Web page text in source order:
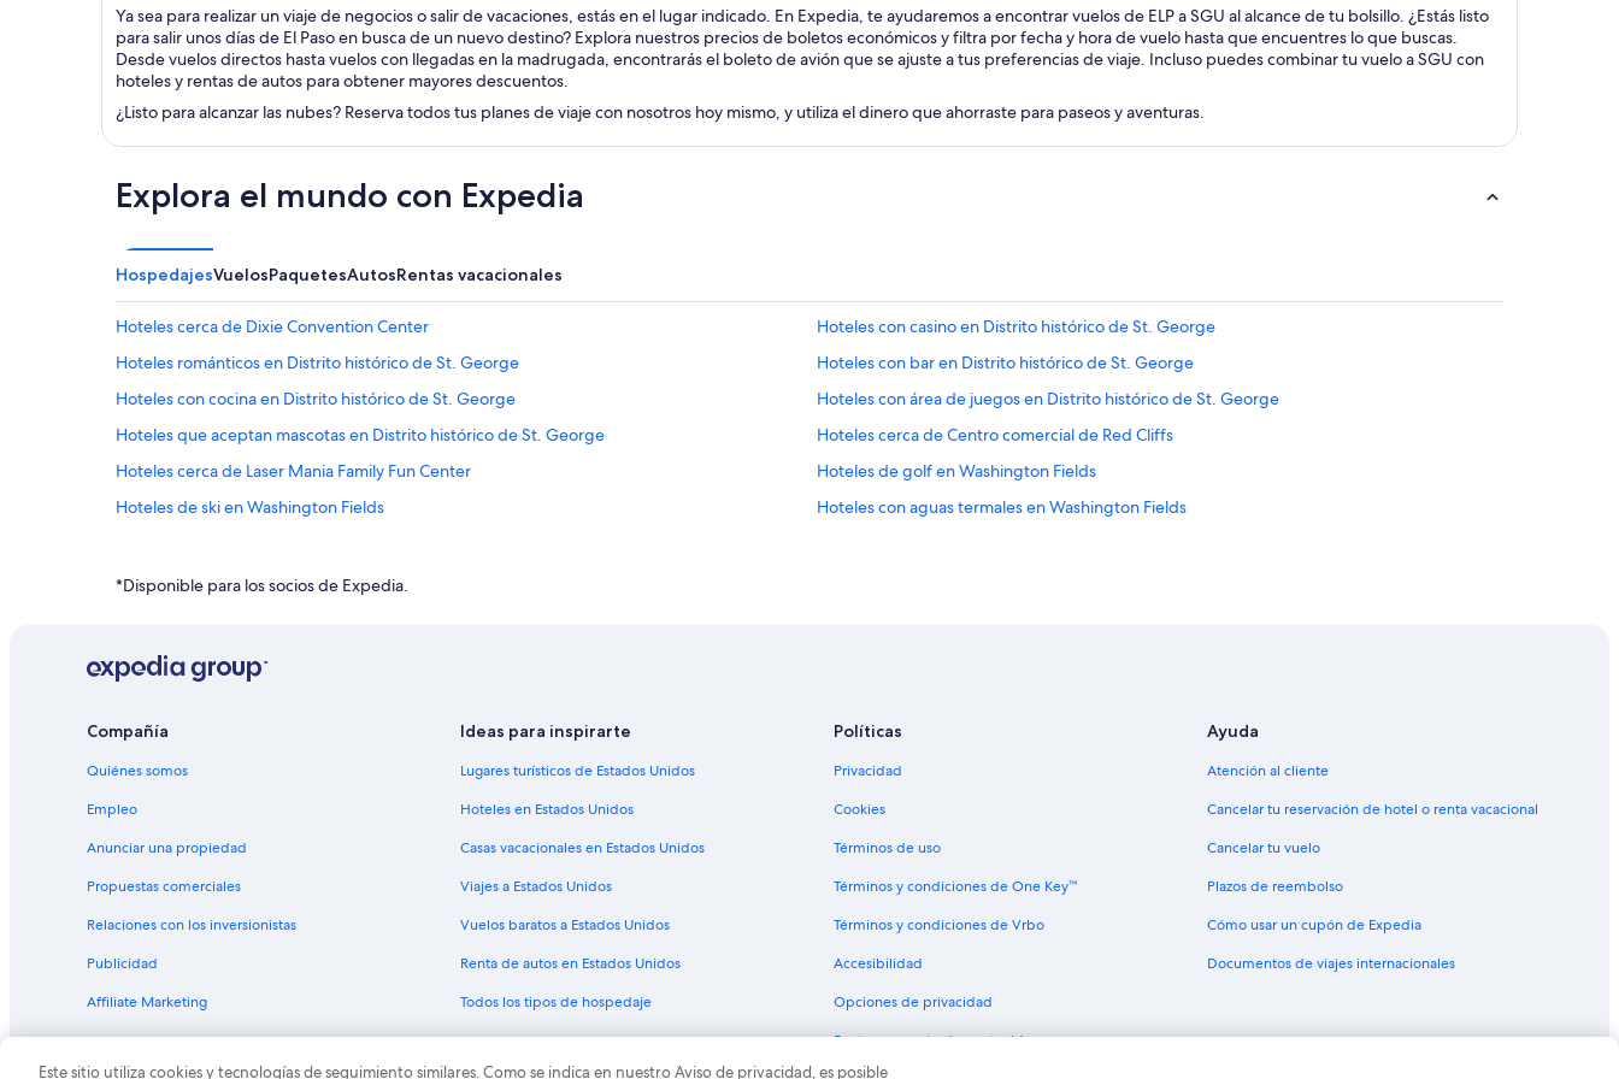
Ya sea para realizar un viaje de negocios o salir de vacaciones, estás en el lugar indicado. En Expedia, te ayudaremos a encontrar vuelos de ELP a SGU al alcance de tu bolsillo. ¿Estás listo
para salir unos días de El Paso en busca de un nuevo destino? Explora nuestros precios de boletos económicos y filtra por fecha y hora de vuelo hasta que encuentres lo que buscas.
Desde vuelos directos hasta vuelos con llegadas en la madrugada, encontrarás el boleto de avión que se ajuste a tus preferencias de viaje. Incluso puedes combinar tu vuelo a SGU con
hoteles y rentas de autos para obtener mayores descuentos.
¿Listo para alcanzar las nubes? Reserva todos tus planes de viaje con nosotros hoy mismo, y utiliza el dinero que ahorraste para paseos y aventuras.
Explora el mundo con Expedia
HospedajesVuelosPaquetesAutosRentas vacacionales
Hoteles cerca de Dixie Convention Center
Hoteles con casino en Distrito histórico de St. George
Hoteles románticos en Distrito histórico de St. George
Hoteles con bar en Distrito histórico de St. George
Hoteles con cocina en Distrito histórico de St. George
Hoteles con área de juegos en Distrito histórico de St. George
Hoteles que aceptan mascotas en Distrito histórico de St. George
Hoteles cerca de Centro comercial de Red Cliffs
Hoteles cerca de Laser Mania Family Fun Center
Hoteles de golf en Washington Fields
Hoteles de ski en Washington Fields
Hoteles con aguas termales en Washington Fields
Hoteles cerca de St. George Utah Temple
Hoteles 3 estrellas en St. George
Cabañas en St. George
Casas vacacionales en St. George
Condominios en St. George
Hoteles con cocina en St. George
Hoteles que aceptan mascotas en St. George
Hoteles en St. George
*Disponible para los socios de Expedia.
Compañía
Quiénes somos
Empleo
Anunciar una propiedad
Propuestas comerciales
Relaciones con los inversionistas
Publicidad
Affiliate Marketing
Ideas para inspirarte
Lugares turísticos de Estados Unidos
Hoteles en Estados Unidos
Casas vacacionales en Estados Unidos
Viajes a Estados Unidos
Vuelos baratos a Estados Unidos
Renta de autos en Estados Unidos
Todos los tipos de hospedaje
Políticas
Privacidad
Cookies
Términos de uso
Términos y condiciones de One Key™
Términos y condiciones de Vrbo
Accesibilidad
Opciones de privacidad
Pautas y reporte de contenido
Ayuda
Atención al cliente
Cancelar tu reservación de hotel o renta vacacional
Cancelar tu vuelo
Plazos de reembolso
Cómo usar un cupón de Expedia
Documentos de viajes internacionales
Este sitio utiliza cookies y tecnologías de seguimiento similares. Como se indica en nuestro Aviso de privacidad, es posible